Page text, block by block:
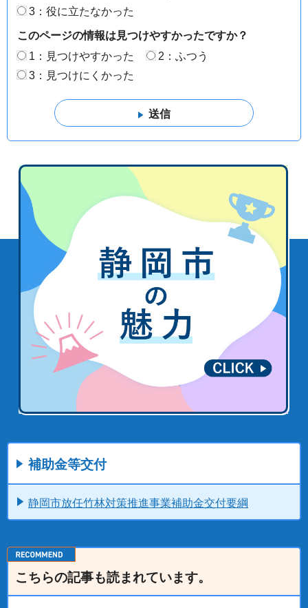
3：役に立たなかった
このページの情報は見つけやすかったですか？
1：見つけやすかった
2：ふつう
3：見つけにくかった
補助金等交付
静岡市放任竹林対策推進事業補助金交付要綱
こちらの記事も読まれています。